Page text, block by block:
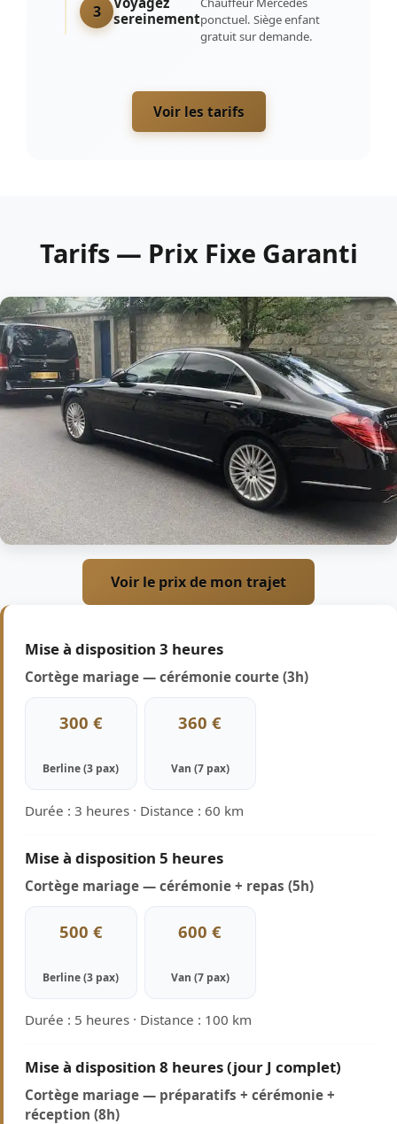
3
sereinementponctuel. Siège enfant
gratuit sur demande.
Voir les tarifs
Tarifs — Prix Fixe Garanti
Voir le prix de mon trajet
Mise à disposition 3 heures
Cortège mariage — cérémonie courte (3h)
300 €
Berline (3 pax)
360 €
Van (7 pax)
Durée : 3 heures · Distance : 60 km
Mise à disposition 5 heures
Cortège mariage — cérémonie + repas (5h)
500 €
Berline (3 pax)
600 €
Van (7 pax)
Durée : 5 heures · Distance : 100 km
Mise à disposition 8 heures (jour J complet)
Cortège mariage — préparatifs + cérémonie +
réception (8h)